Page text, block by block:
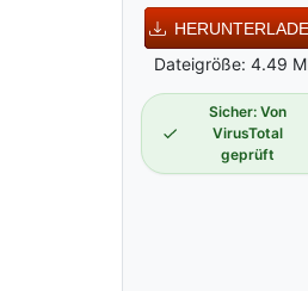
Dateigröße: 4.49
Sicher: Von
VirusTotal
geprüft